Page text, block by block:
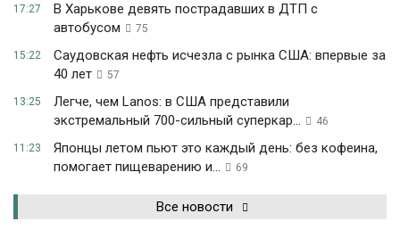
17:27
В Харькове девять пострадавших в ДТП с
автобусом
75
15:22
Саудовская нефть исчезла с рынка США: впервые за
40 лет
57
13:25
Легче, чем Lanos: в США представили
экстремальный 700-сильный суперкар...
46
11:23
Японцы летом пьют это каждый день: без кофеина,
помогает пищеварению и...
69
Все новости